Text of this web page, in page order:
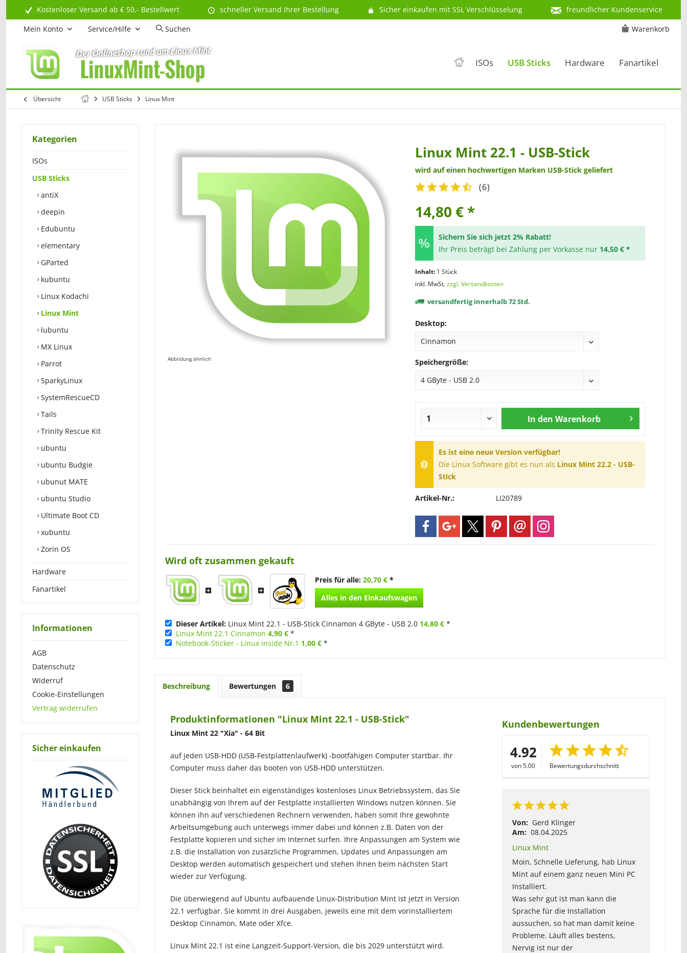
Kostenloser Versand ab € 50,- Bestellwert schneller Versand Ihrer Bestellung Sicher einkaufen mit SSL Verschlüsselung
freundlicher Kundenservice
Warenkorb
Mein Konto Service/Hilfe Suchen
ISOs USB Sticks Hardware Fanartikel
Übersicht USB Sticks Linux Mint
Kategorien
ISOs
USB Sticks
antiX
deepin
Edubuntu
elementary
GParted
kubuntu
Linux Kodachi
Linux Mint
lubuntu
MX Linux
Parrot
SparkyLinux
SystemRescueCD
Tails
Trinity Rescue Kit
ubuntu
ubuntu Budgie
ubunut MATE
ubuntu Studio
Ultimate Boot CD
xubuntu
Zorin OS
Hardware
Fanartikel
Informationen
AGB
Datenschutz
Widerruf
Cookie-Einstellungen
Vertrag widerrufen
Sicher einkaufen
Abbildung ähnlich
Linux Mint 22.1 - USB-Stick
wird auf einen hochwertigen Marken USB-Stick geliefert
(6)
14,80 € *
Sichern Sie sich jetzt 2% Rabatt!
Ihr Preis beträgt bei Zahlung per Vorkasse nur 14,50 € *
Inhalt: 1 Stück
inkl. MwSt.zzgl. Versandkosten
versandfertig innerhalb 72 Std.
Desktop:
Speichergröße:
In den Warenkorb
Es ist eine neue Version verfügbar!
Die Linux Software gibt es nun als Linux Mint 22.2 - USB-
Stick
Artikel-Nr.: LI20789
Wird oft zusammen gekauft
Preis für alle: 20,70 €*
Alles in den Einkaufswagen
Dieser Artikel: Linux Mint 22.1 - USB-Stick Cinnamon 4 GByte - USB 2.0 14,80 € *
Linux Mint 22.1 Cinnamon 4,90 € *
Notebook-Sticker - Linux inside Nr.1 1,00 € *
Beschreibung Bewertungen 6
Produktinformationen "Linux Mint 22.1 - USB-Stick"
Linux Mint 22 "Xia" - 64 Bit
auf jeden USB-HDD (USB-Festplattenlaufwerk) -bootfähigen Computer startbar. Ihr
Computer muss daher das booten von USB-HDD unterstützen.
Dieser Stick beinhaltet ein eigenständiges kostenloses Linux Betriebssystem, das Sie
unabhängig von Ihrem auf der Festplatte installierten Windows nutzen können. Sie
können ihn auf verschiedenen Rechnern verwenden, haben somit Ihre gewohnte
Arbeitsumgebung auch unterwegs immer dabei und können z.B. Daten von der
Festplatte kopieren und sicher im Internet surfen. Ihre Anpassungen am System wie
z.B. die Installation von zusätzliche Programmen, Updates und Anpassungen am
Desktop werden automatisch gespeichert und stehen Ihnen beim nächsten Start
wieder zur Verfügung.
Die überwiegend auf Ubuntu aufbauende Linux-Distribution Mint ist jetzt in Version
22.1 verfügbar. Sie kommt in drei Ausgaben, jeweils eine mit dem vorinstalliertem
Desktop Cinnamon, Mate oder Xfce.
Linux Mint 22.1 ist eine Langzeit-Support-Version, die bis 2029 unterstützt wird.
Kundenbewertungen
4.92
von 5.00 Bewertungsdurchschnitt
Von: Gerd Klinger
Am: 08.04.2025
Linux Mint
Moin, Schnelle Lieferung, hab Linux
Mint auf einem ganz neuen Mini PC
Installiert.
Was sehr gut ist man kann die
Sprache für die Installation
aussuchen, so hat man damit keine
Probleme. Läuft alles bestens,
Nervig ist nur der